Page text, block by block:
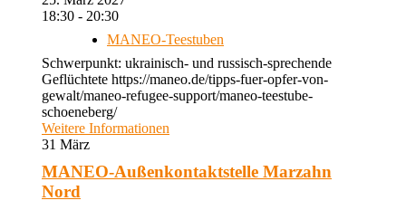
18:30 - 20:30
MANEO-Teestuben
Schwerpunkt: ukrainisch- und russisch-sprechende
Geflüchtete https://maneo.de/tipps-fuer-opfer-von-
gewalt/maneo-refugee-support/maneo-teestube-
schoeneberg/
Weitere Informationen
31 März
MANEO-Außenkontaktstelle Marzahn
Nord